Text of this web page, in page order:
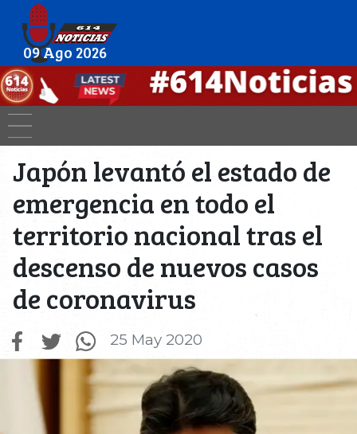
09 Ago 2026
Japón levantó el estado de
emergencia en todo el
territorio nacional tras el
descenso de nuevos casos
de coronavirus
25 May 2020